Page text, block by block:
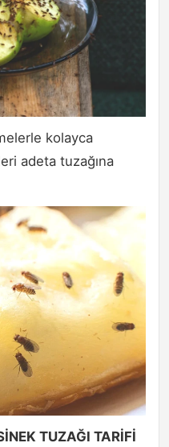
kolayca
adeta tuzağına
TUZAĞI TARİFİ